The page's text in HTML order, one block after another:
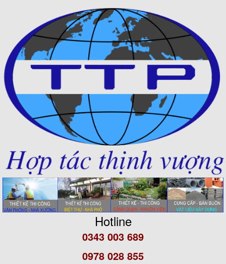
Hotline
0343 003 689
0978 028 855